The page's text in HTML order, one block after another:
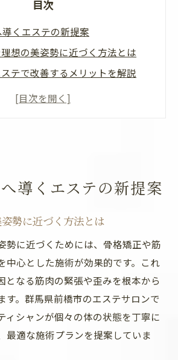
目次
くエステの新提案
想の美姿勢に近づく方法とは
テで改善するメリットを解説
受けられるエステの姿勢ケア特徴
向きな毎日を実現
エステで実感できる姿勢の違い
肩こりや腰痛への効果を解説
術で前向きな気持ちを育てる理由
後も続けやすいエステの習慣とは
エステ施術が効果的
年の猫背悩みを根本からケア
エステが選ばれる理由を紹介
の継続がもたらす健康効果とは
導くエステの新提案
勢に近づく方法とは
勢に近づくためには、骨格矯正や筋
中心とした施術が効果的です。これ
となる筋肉の緊張や歪みを根本から
す。群馬県前橋市のエステサロンで
ィシャンが個々の体の状態を丁寧に
最適な施術プランを提案していま